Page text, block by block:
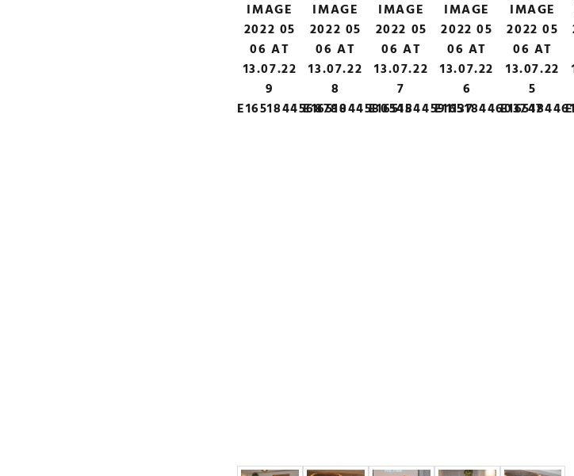
IMAGE
2022 05
06 AT
13.07.22
9
E1651844568780
IMAGE
2022 05
06 AT
13.07.22
8
E1651844580545
IMAGE
2022 05
06 AT
13.07.22
7
E1651844591137
IMAGE
2022 05
06 AT
13.07.22
6
E1651844603747
IMAGE
2022 05
06 AT
13.07.22
5